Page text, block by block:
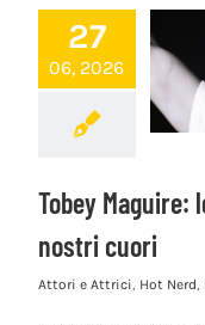
27
06, 2026
Tobey Maguire:
nostri cuori
Attori e Attrici, Hot Nerd,